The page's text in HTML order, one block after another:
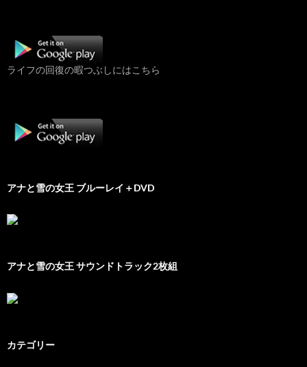
ライフの回復の暇つぶしにはこちら
アナと雪の女王 ブルーレイ＋DVD
アナと雪の女王 サウンドトラック2枚組
カテゴリー